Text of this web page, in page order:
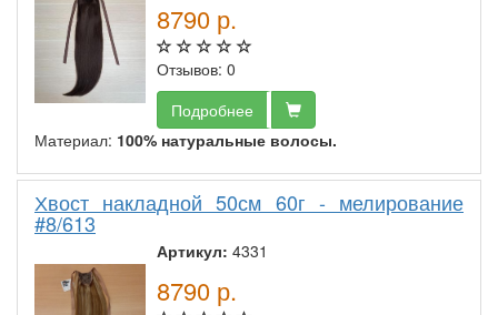
8790 р.
Отзывов: 0
Подробнее
Материал: 100% натуральные волосы.
Хвост накладной 50см 60г - мелирование
#8/613
Артикул: 4331
8790 р.